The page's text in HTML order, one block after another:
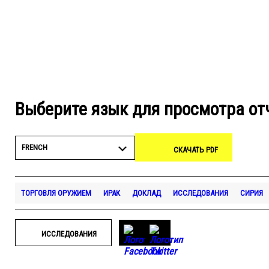
Выберите язык для просмотра
FRENCH СКАЧАТЬ PDF
ТОРГОВЛЯ ОРУЖИЕМ ИРАК ДОКЛАД ИССЛЕДОВАНИЯ СИРИЯ
ИССЛЕДОВАНИЯ